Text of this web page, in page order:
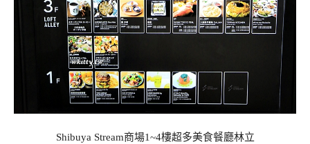
Shibuya Stream商場1~4樓超多美食餐廳林立